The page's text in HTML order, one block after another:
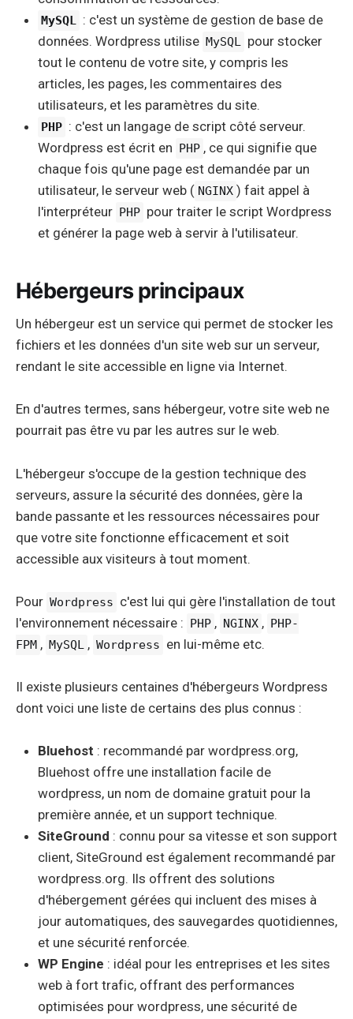
MySQL : c'est un système de gestion de base de
données. Wordpress utilise MySQL pour stocker
tout le contenu de votre site, y compris les
articles, les pages, les commentaires des
utilisateurs, et les paramètres du site.
PHP : c'est un langage de script côté serveur.
Wordpress est écrit en PHP , ce qui signifie que
chaque fois qu'une page est demandée par un
utilisateur, le serveur web ( NGINX ) fait appel à
l'interpréteur PHP pour traiter le script Wordpress
et générer la page web à servir à l'utilisateur.
Hébergeurs principaux
Un hébergeur est un service qui permet de stocker les
fichiers et les données d'un site web sur un serveur,
rendant le site accessible en ligne via Internet.
En d'autres termes, sans hébergeur, votre site web ne
pourrait pas être vu par les autres sur le web.
L'hébergeur s'occupe de la gestion technique des
serveurs, assure la sécurité des données, gère la
bande passante et les ressources nécessaires pour
que votre site fonctionne efficacement et soit
accessible aux visiteurs à tout moment.
Pour Wordpress c'est lui qui gère l'installation de tout
l'environnement nécessaire : PHP , NGINX , PHP-
FPM , MySQL , Wordpress en lui-même etc.
Il existe plusieurs centaines d'hébergeurs Wordpress
dont voici une liste de certains des plus connus :
Bluehost : recommandé par wordpress.org,
Bluehost offre une installation facile de
wordpress, un nom de domaine gratuit pour la
première année, et un support technique.
SiteGround : connu pour sa vitesse et son support
client, SiteGround est également recommandé par
wordpress.org. Ils offrent des solutions
d'hébergement gérées qui incluent des mises à
jour automatiques, des sauvegardes quotidiennes,
et une sécurité renforcée.
WP Engine : idéal pour les entreprises et les sites
web à fort trafic, offrant des performances
optimisées pour wordpress, une sécurité de